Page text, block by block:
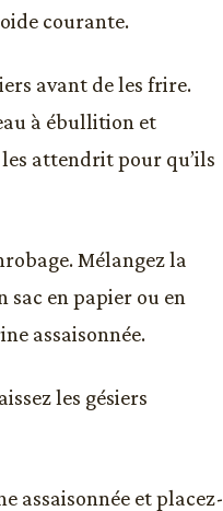
courante.
avant de les frire.
à ébullition et
attendrit pour qu’ils
Mélangez la
sac en papier ou en
assaisonnée.
les gésiers
assaisonnée et placez-